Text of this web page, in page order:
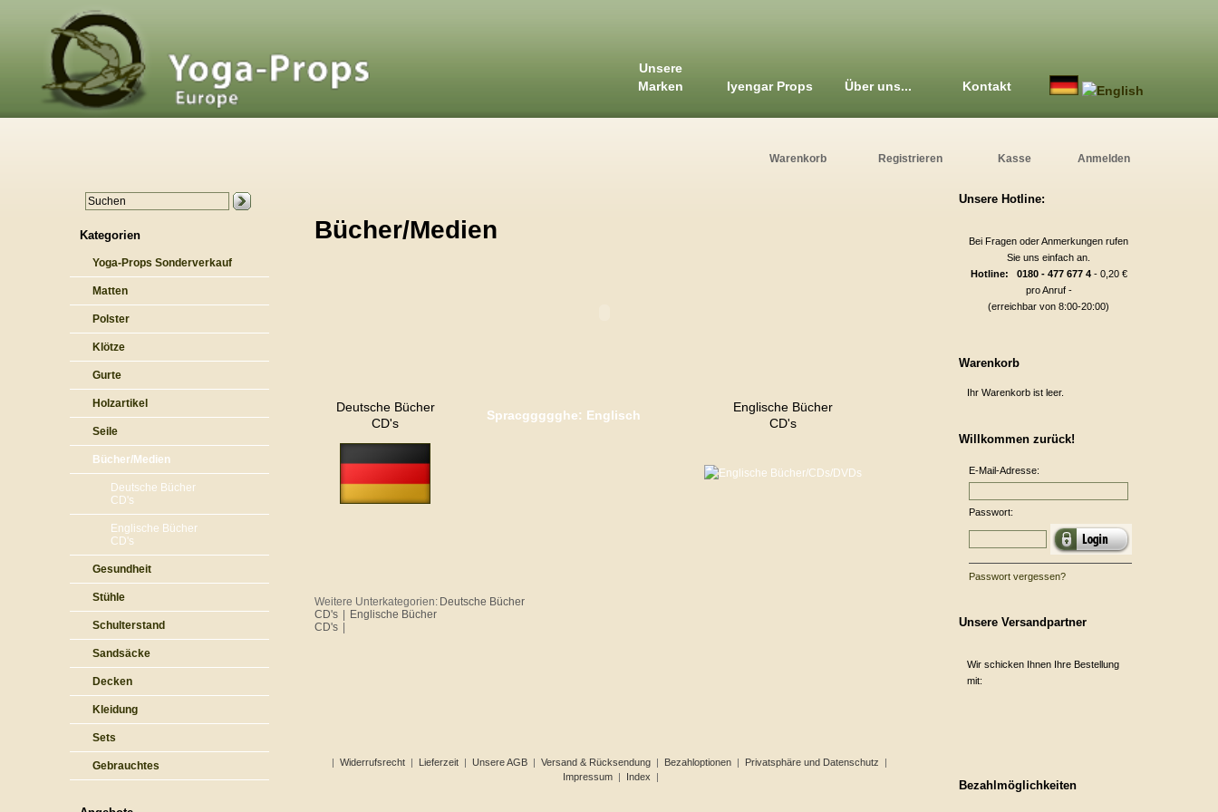
Unsere
Marken
Iyengar Props Über uns... Kontakt
Warenkorb Registrieren Kasse Anmelden
Kategorien
Yoga-Props Sonderverkauf
Matten
Polster
Klötze
Gurte
Holzartikel
Seile
Bücher/Medien
Deutsche Bücher
CD's
Englische Bücher
CD's
Gesundheit
Stühle
Schulterstand
Sandsäcke
Decken
Kleidung
Sets
Gebrauchtes
Bücher/Medien
Deutsche Bücher
CD's
Spracggggghe: Englisch
Englische Bücher
CD's
Weitere Unterkategorien: Deutsche Bücher
CD's
Englische Bücher
CD's
| Widerrufsrecht | Lieferzeit | Unsere AGB | Versand & Rücksendung | Bezahloptionen | Privatsphäre und Datenschutz
|
Impressum
| Index |
Unsere Hotline:
Bei Fragen oder Anmerkungen rufen
Sie uns einfach an.
Hotline: 0180 - 477 677 4- 0,20 €
pro Anruf -
(erreichbar von 8:00-20:00)
Warenkorb
Ihr Warenkorb ist leer.
Willkommen zurück!
E-Mail-Adresse:
Passwort:
Passwort vergessen?
Unsere Versandpartner
Wir schicken Ihnen Ihre Bestellung
mit:
Bezahlmöglichkeiten